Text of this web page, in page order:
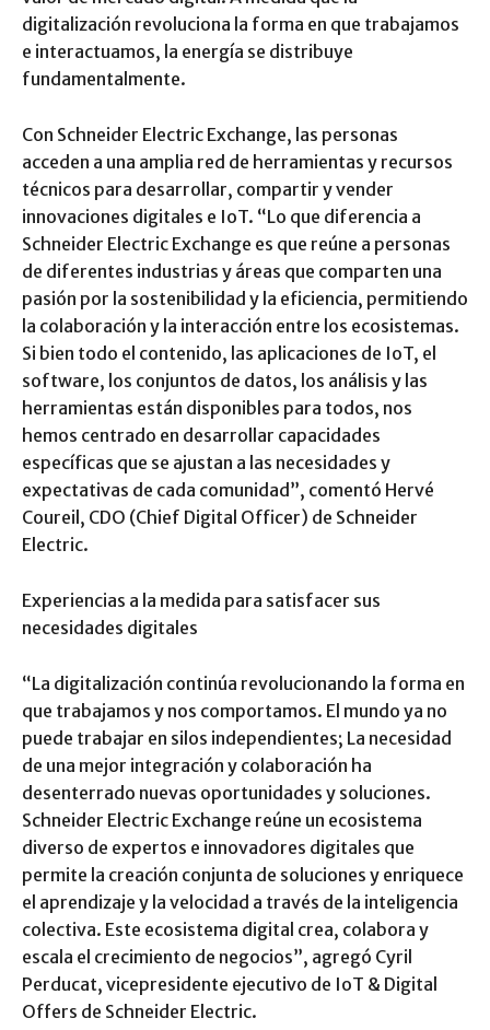
digitalización revoluciona la forma en que trabajamos
e interactuamos, la energía se distribuye
fundamentalmente.
Con Schneider Electric Exchange, las personas
acceden a una amplia red de herramientas y recursos
técnicos para desarrollar, compartir y vender
innovaciones digitales e IoT. “Lo que diferencia a
Schneider Electric Exchange es que reúne a personas
de diferentes industrias y áreas que comparten una
pasión por la sostenibilidad y la eficiencia, permitiendo
la colaboración y la interacción entre los ecosistemas.
Si bien todo el contenido, las aplicaciones de IoT, el
software, los conjuntos de datos, los análisis y las
herramientas están disponibles para todos, nos
hemos centrado en desarrollar capacidades
específicas que se ajustan a las necesidades y
expectativas de cada comunidad”, comentó Hervé
Coureil, CDO (Chief Digital Officer) de Schneider
Electric.
Experiencias a la medida para satisfacer sus
necesidades digitales
“La digitalización continúa revolucionando la forma en
que trabajamos y nos comportamos. El mundo ya no
puede trabajar en silos independientes; La necesidad
de una mejor integración y colaboración ha
desenterrado nuevas oportunidades y soluciones.
Schneider Electric Exchange reúne un ecosistema
diverso de expertos e innovadores digitales que
permite la creación conjunta de soluciones y enriquece
el aprendizaje y la velocidad a través de la inteligencia
colectiva. Este ecosistema digital crea, colabora y
escala el crecimiento de negocios”, agregó Cyril
Perducat, vicepresidente ejecutivo de IoT & Digital
Offers de Schneider Electric.